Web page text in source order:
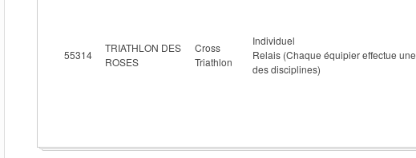
55314
TRIATHLON DES
ROSES
Cross
Triathlon
Individuel
Relais (Chaque équipier effectue une
des disciplines)